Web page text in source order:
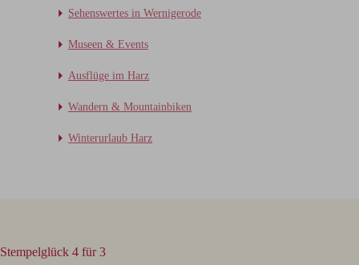
Sehenswertes in Wernigerode
Museen & Events
Ausflüge im Harz
Wandern & Mountainbiken
Winterurlaub Harz
Stempelglück 4 für 3